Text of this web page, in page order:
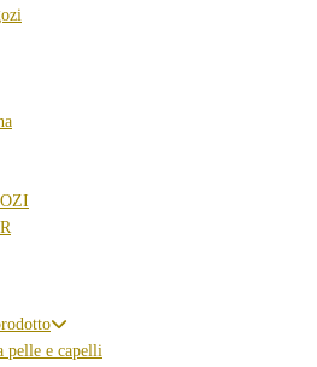
pelle e capelli